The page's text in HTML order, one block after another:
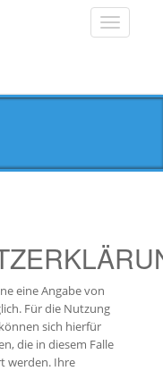
Toggle
eine Angabe von
Für die Nutzung
sich hierfür
die in diesem Falle
werden. Ihre